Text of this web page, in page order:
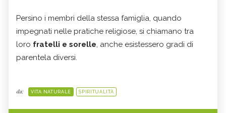
Persino i membri della stessa famiglia, quando
impegnati nelle pratiche religiose, si chiamano tra
loro fratelli e sorelle, anche esistessero gradi di
parentela diversi.
da: VITA NATURALE SPIRITUALITÀ